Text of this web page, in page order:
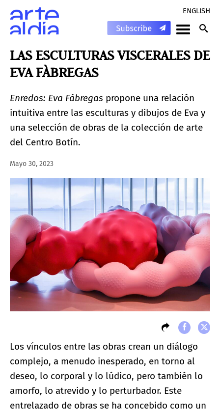
ENGLISH
LAS ESCULTURAS VISCERALES DE
EVA FÀBREGAS
Enredos: Eva Fàbregas propone una relación
intuitiva entre las esculturas y dibujos de Eva y
una selección de obras de la colección de arte
del Centro Botín.
Mayo 30, 2023
Los vínculos entre las obras crean un diálogo
complejo, a menudo inesperado, en torno al
deseo, lo corporal y lo lúdico, pero también lo
amorfo, lo atrevido y lo perturbador. Este
entrelazado de obras se ha concebido como un